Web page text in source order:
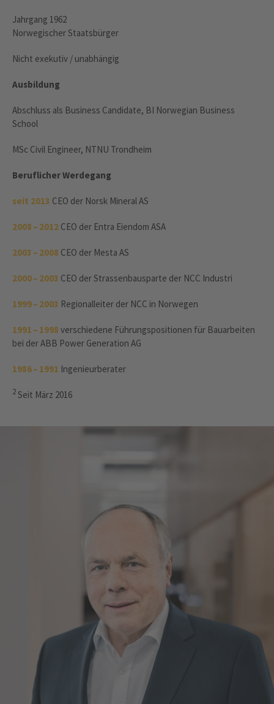
Jahrgang 1962
Norwegischer Staatsbürger
Nicht exekutiv / unabhängig
Ausbildung
Abschluss als Business Candidate, BI Norwegian Business
School
MSc Civil Engineer, NTNU Trondheim
Beruflicher Werdegang
seit 2013 CEO der Norsk Mineral AS
2008 – 2012 CEO der Entra Eiendom ASA
2003 – 2008 CEO der Mesta AS
2000 – 2003 CEO der Strassenbausparte der NCC Industri
1999 – 2003 Regionalleiter der NCC in Norwegen
1991 – 1998 verschiedene Führungspositionen für Bauarbeiten
bei der ABB Power Generation AG
1986 – 1991 Ingenieurberater
2Seit März 2016